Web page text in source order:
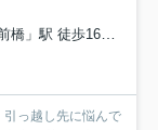
橋」駅 徒歩16分
っ越し先に悩んで